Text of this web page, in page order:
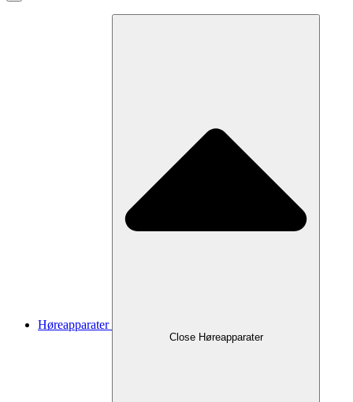
Høreapparater
Close Høreapparater